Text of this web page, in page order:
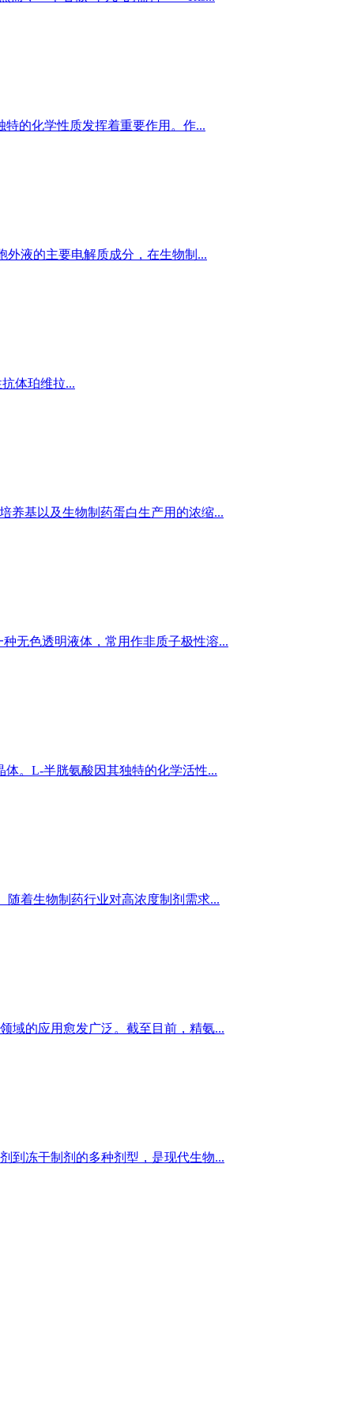
的化学性质发挥着重要作用。作...
外液的主要电解质成分，在生物制...
体珀维拉...
养基以及生物制药蛋白生产用的浓缩...
种无色透明液体，常用作非质子极性溶...
体。L-半胱氨酸因其独特的化学活性...
着生物制药行业对高浓度制剂需求...
域的应用愈发广泛。截至目前，精氨...
到冻干制剂的多种剂型，是现代生物...